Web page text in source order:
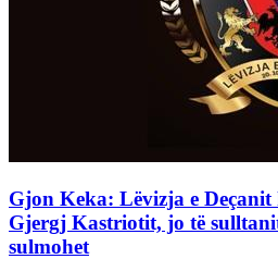
Gjon Keka: Lëvizja e Deçanit
Gjergj Kastriotit, jo të
sulmohet